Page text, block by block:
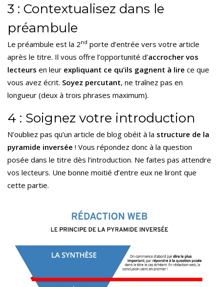
3 : Contextualisez dans le
préambule
Le préambule est la 2nd porte d’entrée vers votre article
après le titre. Il vous offre l’opportunité d’accrocher vos
lecteurs en leur expliquant ce qu’ils gagnent à lire ce que
vous avez écrit. Soyez percutant, ne traînez pas en
longueur (deux à trois phrases maximum).
4 : Soignez votre introduction
N’oubliez pas qu’un article de blog obéit à la structure de la
pyramide inversée ! Vous répondez donc à la question
posée dans le titre dès l’introduction. Ne faites pas attendre
vos lecteurs. Une bonne moitié d’entre eux ne liront que
cette partie.